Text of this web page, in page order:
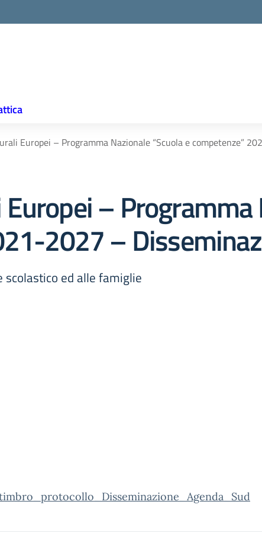
Europei – Programma Nazionale “Scuola e competenze”
– Programma
2027 –
scolastico ed alle famiglie